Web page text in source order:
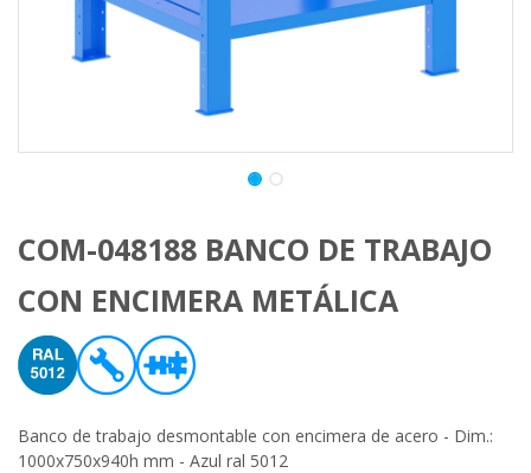
COM-048188 BANCO DE TRABAJO
CON ENCIMERA METÁLICA
Banco de trabajo desmontable con encimera de acero - Dim.:
1000x750x940h mm - Azul ral 5012